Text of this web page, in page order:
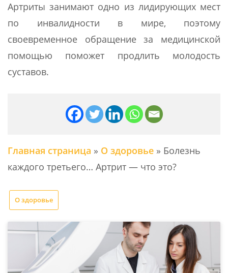
Артриты занимают одно из лидирующих мест
по инвалидности в мире, поэтому
своевременное обращение за медицинской
помощью поможет продлить молодость
суставов.
Главная страница » О здоровье » Болезнь
каждого третьего… Артрит — что это?
О здоровье